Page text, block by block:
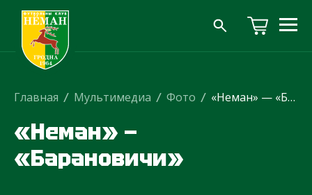
Главная / Мультимедиа / Фото / «Неман» — «Барановичи»
«Неман» —
«Барановичи»